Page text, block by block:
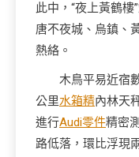
此中，“夜上黃鶴
唐不夜城、烏鎮、
熱絡。
木鳥平易近宿
公里水箱精內林天
進行Audi零件精密
路低落，環比浮現